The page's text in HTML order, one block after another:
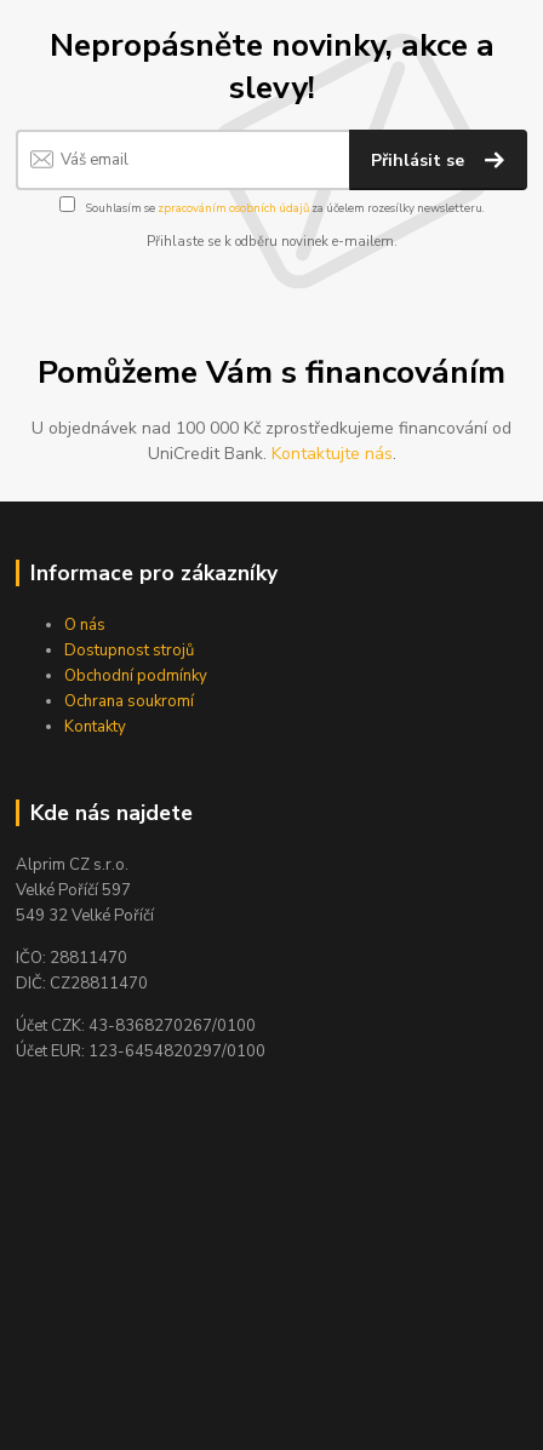
Nepropásněte novinky, akce a
slevy!
Přihlásit se
Souhlasím se zpracováním osobních údajůza účelem rozesílky newsletteru.
Přihlaste se k odběru novinek e-mailem.
Pomůžeme Vám s financováním
U objednávek nad 100 000 Kč zprostředkujeme financování od
UniCredit Bank. Kontaktujte nás.
Informace pro zákazníky
O nás
Dostupnost strojů
Obchodní podmínky
Ochrana soukromí
Kontakty
Kde nás najdete
Alprim CZ s.r.o.
Velké Poříčí 597
549 32 Velké Poříčí
IČO: 28811470
DIČ: CZ28811470
Účet CZK: 43-8368270267/0100
Účet EUR: 123-6454820297/0100